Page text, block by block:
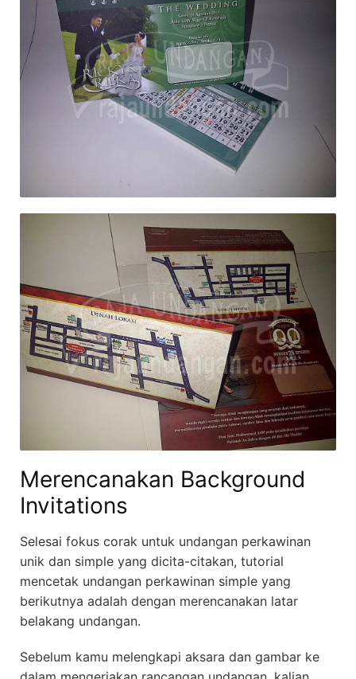
Merencanakan Background
Invitations
Selesai fokus corak untuk undangan perkawinan
unik dan simple yang dicita-citakan, tutorial
mencetak undangan perkawinan simple yang
berikutnya adalah dengan merencanakan latar
belakang undangan.
Sebelum kamu melengkapi aksara dan gambar ke